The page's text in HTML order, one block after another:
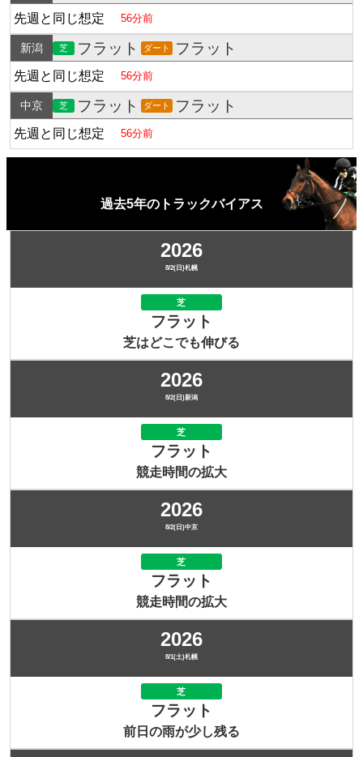
先週と同じ想定 56分前
新潟 芝 フラット ダート フラット
先週と同じ想定 56分前
中京 芝 フラット ダート フラット
先週と同じ想定 56分前
過去5年のトラックバイアス
2026
8/2(日)札幌
芝
フラット
芝はどこでも伸びる
2026
8/2(日)新潟
芝
フラット
競走時間の拡大
2026
8/2(日)中京
芝
フラット
競走時間の拡大
2026
8/1(土)札幌
芝
フラット
前日の雨が少し残る